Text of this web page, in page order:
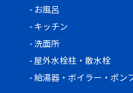
お風呂
キッチン
洗面所
屋外水栓柱・散水栓
給湯器・ボイラー・ポン